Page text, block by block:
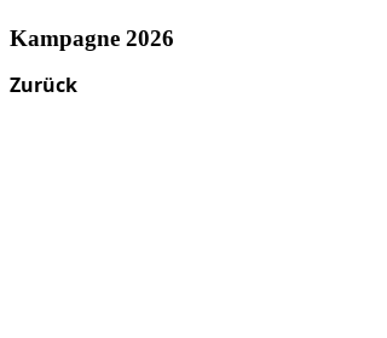
Kampagne 2026
Zurück